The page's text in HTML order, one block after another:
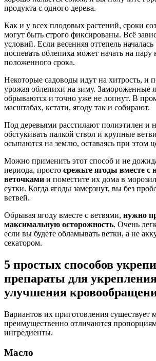
продукта с одного дерева.
Как и у всех плодовых растений, сроки
могут быть строго фиксированы. Всё
условий. Если весенняя оттепель
поспевать облепиха может начать на пару
положенного срока.
Некоторые садоводы идут на хитрость, и
урожая облепихи на зиму. Замороженные
обрываются и точно уже не лопнут. В
масштабах, кстати, ягоду так и собирают.
Под деревьями расстилают полиэтилен и
обстукивать палкой ствол и крупные
осыпаются на землю, оставаясь при этом
Можно применить этот способ и не
периода, просто срежьте ягоды вместе с
веточками и поместите их дома в
сутки. Когда ягоды замерзнут, вы без
ветвей.
Обрывая ягоду вместе с ветвями, нужно
максимальную осторожность. Очень
если вы будете обламывать ветки, а не
секатором.
5 простых способов
препараты для
улучшения
Вариантов их приготовления существует
преимущественно отличаются
ингредиенты.
Масло